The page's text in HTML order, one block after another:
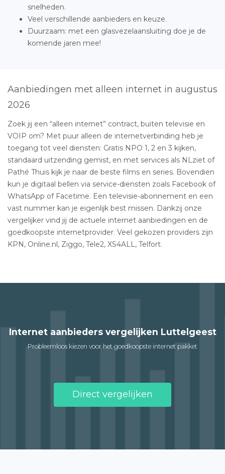
snelheden.
Veel verschillende aanbieders en keuze.
Duurzaam: met een glasvezelaansluiting doe je de
komende jaren mee!
Aanbiedingen met alleen internet in augustus
2026
Zoek jij een “alleen internet” contract, buiten televisie en
VOIP om? Met puur alleen de internetverbinding heb je
toegang tot veel diensten: Gratis NPO 1, 2 en 3 kijken,
standaard uitzending gemist, en met services als NLziet of
Pathé Thuis kijk je naar de beste films en series. Bovendien
kun je digitaal bellen via service-diensten zoals Facebook of
WhatsApp of Facetime. Een televisie-abonnement en een
vast nummer kan je eigenlijk best missen. Dankzij onze
vergelijker vind jij de actuele internet aanbiedingen en de
goedkoopste internetprovider. Veel gekozen providers zijn
KPN, Online.nl, Ziggo, Tele2, XS4ALL, Telfort.
Internet aanbieders vergelijken Luttelgeest
Probleemloos kiezen voor het goedkoopste internet pakket
Direct vergelijken